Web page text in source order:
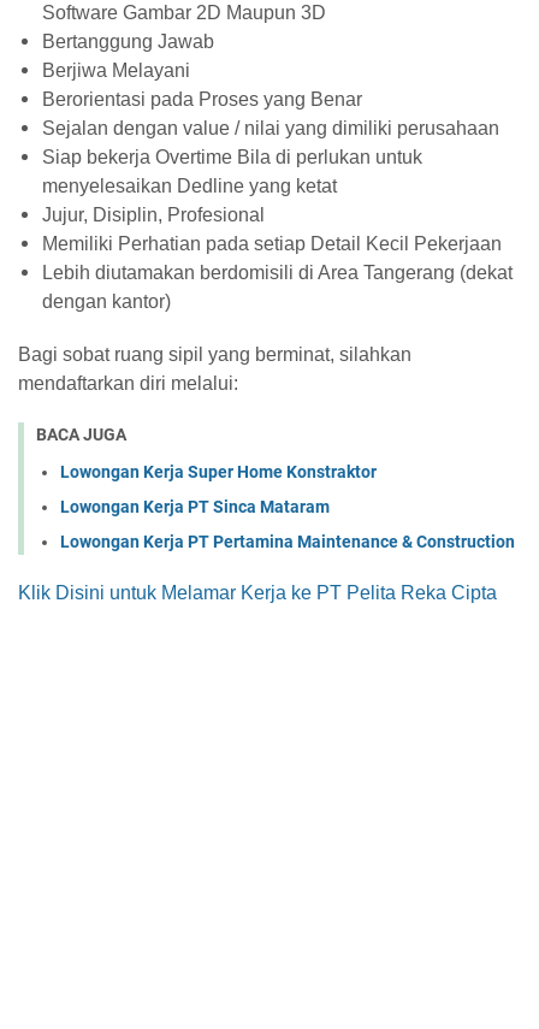
Software Gambar 2D Maupun 3D
Bertanggung Jawab
Berjiwa Melayani
Berorientasi pada Proses yang Benar
Sejalan dengan value / nilai yang dimiliki perusahaan
Siap bekerja Overtime Bila di perlukan untuk
menyelesaikan Dedline yang ketat
Jujur, Disiplin, Profesional
Memiliki Perhatian pada setiap Detail Kecil Pekerjaan
Lebih diutamakan berdomisili di Area Tangerang (dekat
dengan kantor)
Bagi sobat ruang sipil yang berminat, silahkan
mendaftarkan diri melalui:
BACA JUGA
Lowongan Kerja Super Home Konstraktor
Lowongan Kerja PT Sinca Mataram
Lowongan Kerja PT Pertamina Maintenance & Construction
Klik Disini untuk Melamar Kerja ke PT Pelita Reka Cipta